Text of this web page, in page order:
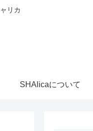
リカ
SHAlicaについて